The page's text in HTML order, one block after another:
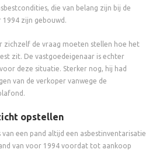
die van belang zijn bij de
1994 zijn gebouwd.
zichzelf de vraag moeten stellen hoe het
zit. De vastgoedeigenaar is echter
deze situatie. Sterker nog, hij had
van de verkoper vanwege de
opstellen
een pand altijd een asbestinventarisatie
van voor 1994 voordat tot aankoop